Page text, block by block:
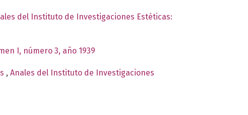
del Instituto de Investigaciones Estéticas:
I, número 3, año 1939
, Anales del Instituto de Investigaciones